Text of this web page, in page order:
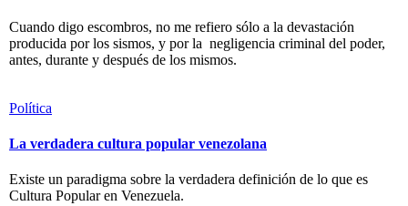
Cuando digo escombros, no me refiero sólo a la devastación
producida por los sismos, y por la negligencia criminal del poder,
antes, durante y después de los mismos.
Política
La verdadera cultura popular venezolana
Existe un paradigma sobre la verdadera definición de lo que es
Cultura Popular en Venezuela.